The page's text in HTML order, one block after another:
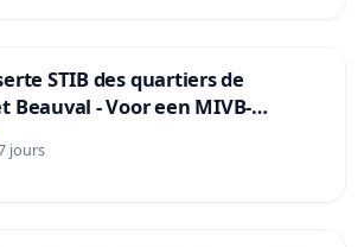
STIB des quartiers de
Beauval - Voor een MIVB-
de wijken Strombeek en Het
jours